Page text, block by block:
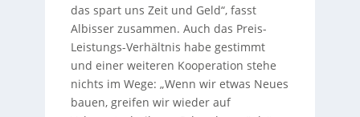
das spart uns Zeit und Geld“, fasst
Albisser zusammen. Auch das Preis-
Leistungs-Verhältnis habe gestimmt
und einer weiteren Kooperation stehe
nichts im Wege: „Wenn wir etwas Neues
bauen, greifen wir wieder auf